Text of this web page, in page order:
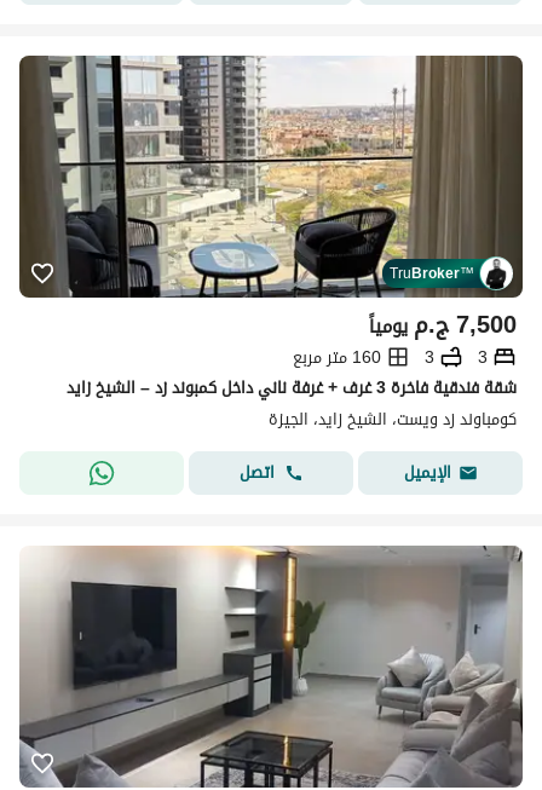
TruBroker™
ج.م7,500 يومياً
3
3
160 متر مربع
شقة فندقية فاخرة 3 غرف + غرفة ناني داخل كمبوند زد – الشيخ زايد
كومباوند زد ويست، الشيخ زايد، الجيزة
الإيميل
اتصل